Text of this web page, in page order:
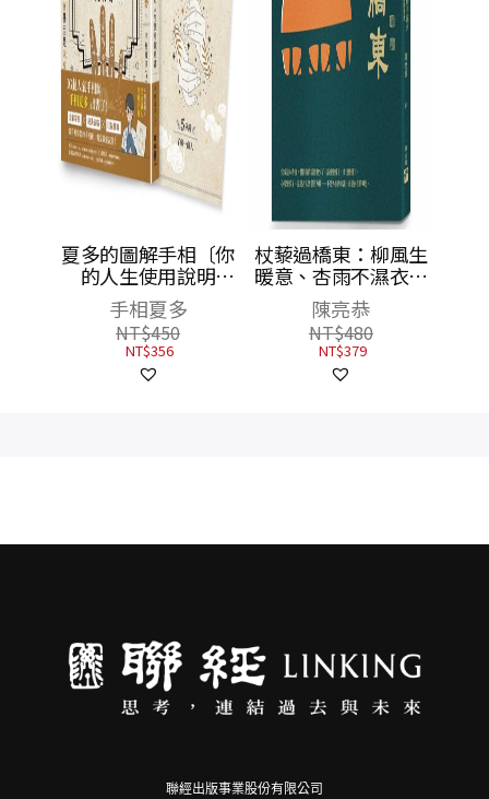
杖藜過橋東：柳風生
暖意、杏雨不濕衣；
陳亮恭談以心轉境的
適齡漫想
陳亮恭
NT$480
NT$379
聯經出版事業股份有限公司